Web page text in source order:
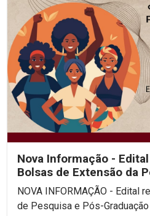
Nova Informação -
Bolsas de Extensão da
NOVA INFORMAÇÃO - Edital retificado As
de Pesquisa e Pós-Graduação